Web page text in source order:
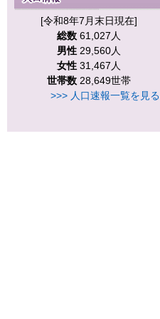
[令和8年7月末日現在]
総数 61,027人
男性 29,560人
女性 31,467人
世帯数 28,649世帯
>>> 人口速報一覧を見る